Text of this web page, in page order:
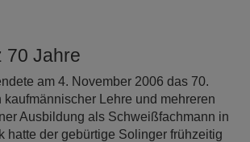
70 Jahre
am 4. November 2006 das 70.
kaufmännischer Lehre und mehreren
Ausbildung als Schweißfachmann in
hatte der gebürtige Solinger frühzeitig